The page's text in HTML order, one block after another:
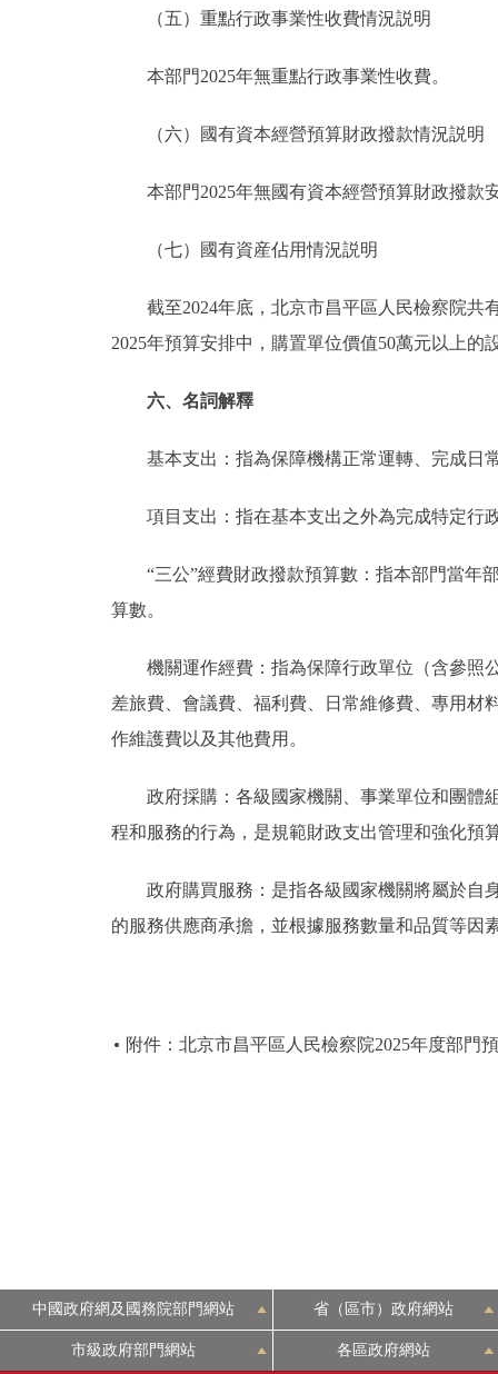
（五）重點行政事業性收費情況説明
本部門2025年無重點行政事業性收費。
（六）國有資本經營預算財政撥款情況説明
本部門2025年無國有資本經營預算財政撥款
（七）國有資産佔用情況説明
截至2024年底，北京市昌平區人民檢察院共有
2025年預算安排中，購置單位價值50萬元以上的
六、名詞解釋
基本支出：指為保障機構正常運轉、完成日
項目支出：指在基本支出之外為完成特定行
“三公”經費財政撥款預算數：指本部門當年部
算數。
機關運作經費：指為保障行政單位（含參照公
差旅費、會議費、福利費、日常維修費、專用材
作維護費以及其他費用。
政府採購：各級國家機關、事業單位和團體組
程和服務的行為，是規範財政支出管理和強化預
政府購買服務：是指各級國家機關將屬於自身
的服務供應商承擔，並根據服務數量和品質等因
附件：北京市昌平區人民檢察院2025年度部門
中國政府網及國務院部門網站 省（區市）政府網站
市級政府部門網站 各區政府網站